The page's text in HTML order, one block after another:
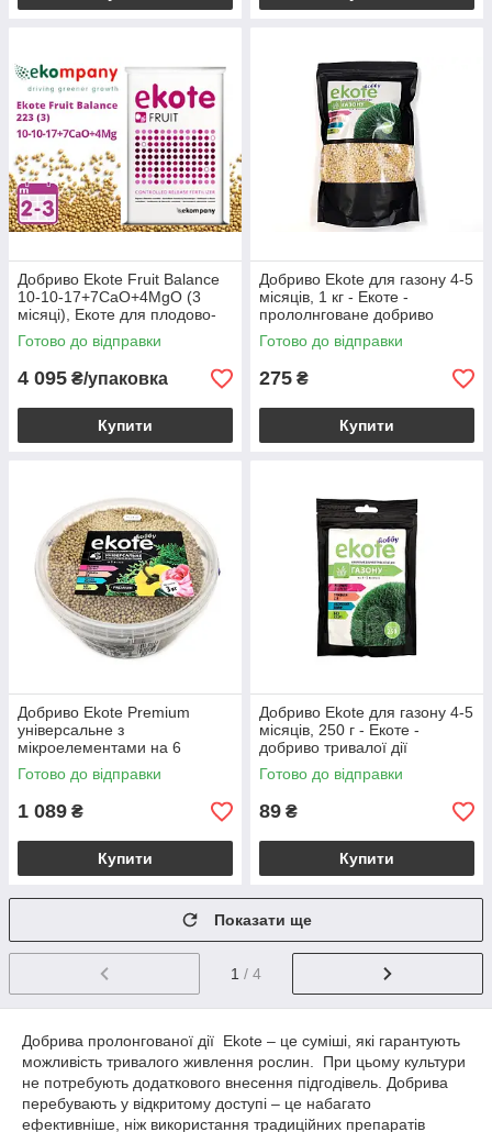
Добриво Ekote Fruit Balance
10-10-17+7CaO+4MgO (3
місяці), Екоте для плодово-
ягідних культур, 25 кг
Готово до відправки
4 095 ₴/упаковка
Купити
Добриво Еkote для газону 4-5
місяців, 1 кг - Екоте -
прололнговане добриво
Готово до відправки
275 ₴
Купити
Добриво Еkote Premium
універсальне з
мікроелементами на 6
місяців – 3 кг
Готово до відправки
1 089 ₴
Купити
Добриво Еkote для газону 4-5
місяців, 250 г - Екоте -
добриво тривалої дії
Готово до відправки
89 ₴
Купити
Показати ще
1 / 4
Добрива пролонгованої дії Еkote – це суміші, які гарантують
можливість тривалого живлення рослин. При цьому культури
не потребують додаткового внесення підгодівель. Добрива
перебувають у відкритому доступі – це набагато
ефективніше, ніж використання традиційних препаратів